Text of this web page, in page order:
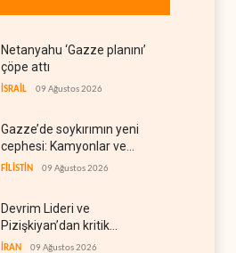
Netanyahu ‘Gazze planını’
çöpe attı
İSRAİL 09 Ağustos 2026
Gazze’de soykırımın yeni
cephesi: Kamyonlar ve
sürücüler de hedefte
FİLİSTİN 09 Ağustos 2026
Devrim Lideri ve
Pizişkiyan’dan kritik
görüşme
İRAN 09 Ağustos 2026